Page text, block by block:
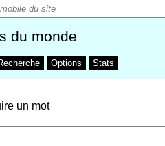
du monde
Options Stats
un mot